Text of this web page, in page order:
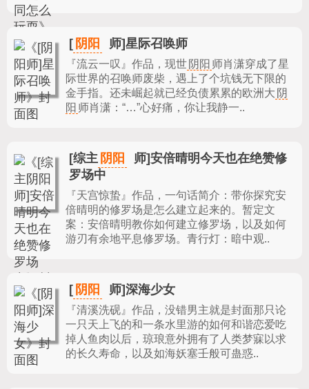
[ 阴阳 师]星际召唤师
『流云一叹』作品， 现世 阴阳 师肖潇穿成了星
际世界的召唤师废柴，遇上了个坑钱无下限的
金手指。还未崛起就已经负债累累的欧洲大 阴
阳 师肖潇：“…”心好痛，你让我静一..
[综主 阴阳
师]安倍晴明今天也在绝赞修
罗场中
『天宫惊蛰』作品， 一句话简介：带你探究安
倍晴明的修罗场是怎么建立起来的。暂定文
案：安倍晴明教你如何建立修罗场，以及如何
游刃有余地平息修罗场。青行灯：暗中观..
[ 阴阳 师]深海少女
『清溪洗砚』作品， 没错男主就是封面那只论
一只天上飞的和一条水里游的如何和谐恋爱吃
掉人鱼肉以后，琼琅意外拥有了人类梦寐以求
的长久寿命，以及如海妖塞壬般可蛊惑..